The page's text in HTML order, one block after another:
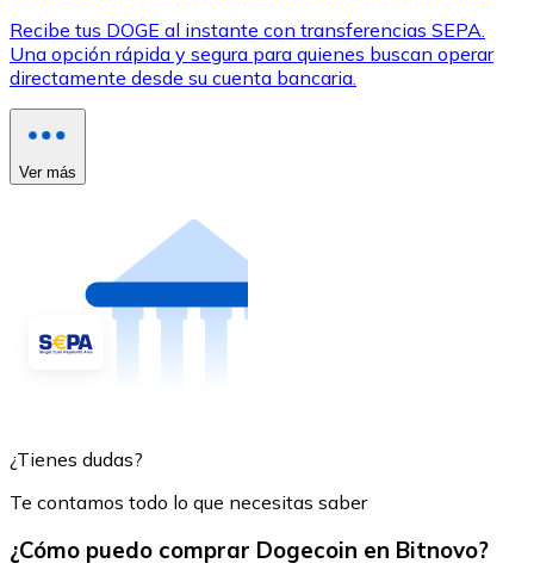
Recibe tus DOGE al instante con transferencias SEPA.
Una opción rápida y segura para quienes buscan operar
directamente desde su cuenta bancaria.
Ver más
¿Tienes dudas?
Te contamos todo lo que necesitas saber
¿Cómo puedo comprar Dogecoin en Bitnovo?